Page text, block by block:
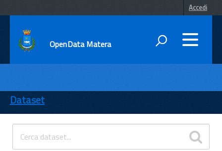
Accedi
OpenData Matera
ENTI
TEMI
INFORMAZIONI
Dataset